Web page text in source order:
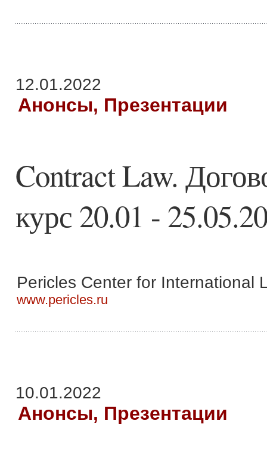
12.01.2022
Анонсы, Презентации
Contract Law.
курс 20.01 -
Pericles Center for International
www.pericles.ru
10.01.2022
Анонсы, Презентации